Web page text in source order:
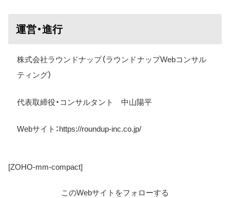
運営・進行
株式会社ラウンドナップ（ラウンドナップWebコンサル
ティング）
代表取締役・コンサルタント 中山陽平
Webサイト：https://roundup-inc.co.jp/
[ZOHO-mm-compact]
このWebサイトをフォローする